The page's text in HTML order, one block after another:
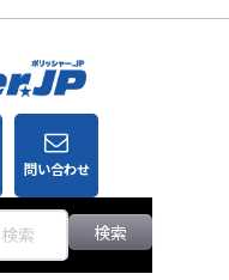
問い合わせ
検索